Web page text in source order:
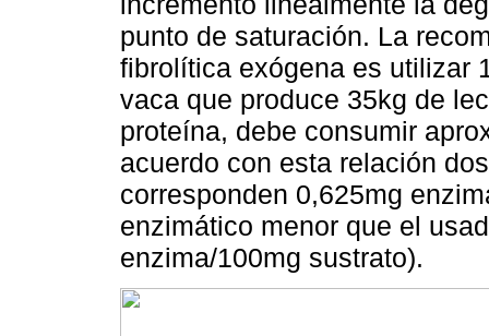
punto de saturación. La
fibrolítica exógena es utilizar
vaca que produce 35kg de
proteína, debe consumir
acuerdo con esta relación
corresponden 0,625mg
enzimático menor que el
enzima/100mg sustrato).